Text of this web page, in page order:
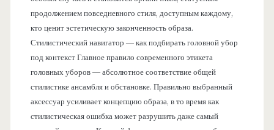
продолжением повседневного стиля, доступным каждому,
кто ценит эстетическую законченность образа.
Стилистический навигатор — как подбирать головной убор
под контекст Главное правило современного этикета
головных уборов — абсолютное соответствие общей
стилистике ансамбля и обстановке. Правильно выбранный
аксессуар усиливает концепцию образа, в то время как
стилистическая ошибка может разрушить даже самый